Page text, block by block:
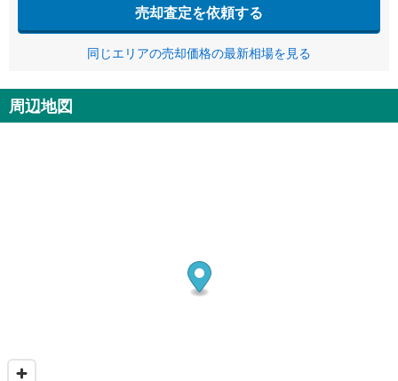
売却査定を依頼する
同じエリアの売却価格の最新相場を見る
周辺地図